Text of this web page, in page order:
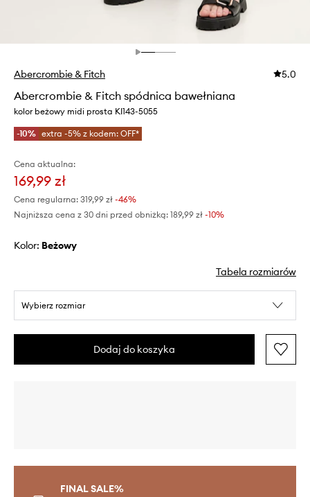
Abercrombie & Fitch 5.0
Abercrombie & Fitch spódnica bawełniana
kolor beżowy midi prosta KI143-5055
-10% extra -5% z kodem: OFF*
Cena aktualna:
169,99 zł
Cena regularna: 319,99 zł -46%
Najniższa cena z 30 dni przed obniżką: 189,99 zł -10%
Kolor: beżowy
Tabela rozmiarów
Wybierz rozmiar
Dodaj do koszyka
FINAL SALE%